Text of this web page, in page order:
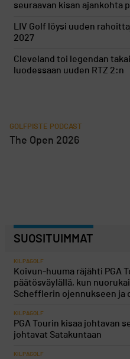
seuraavan kisan ajankohta
LIV Golf löysi uuden
2027
Cleveland toi legendan
luodessaan uuden RTZ 2:n
GOLFPISTE PODCAST
The Open 2026
SUOSITUIMMAT
KILPAGOLF
Koivun-huuma räjähti PGA
päätösväylällä, kun
Schefflerin ojennukseen ja
KILPAGOLF
PGA Tourin kisaa johtavan
johtavat Satakuntaan
KILPAGOLF